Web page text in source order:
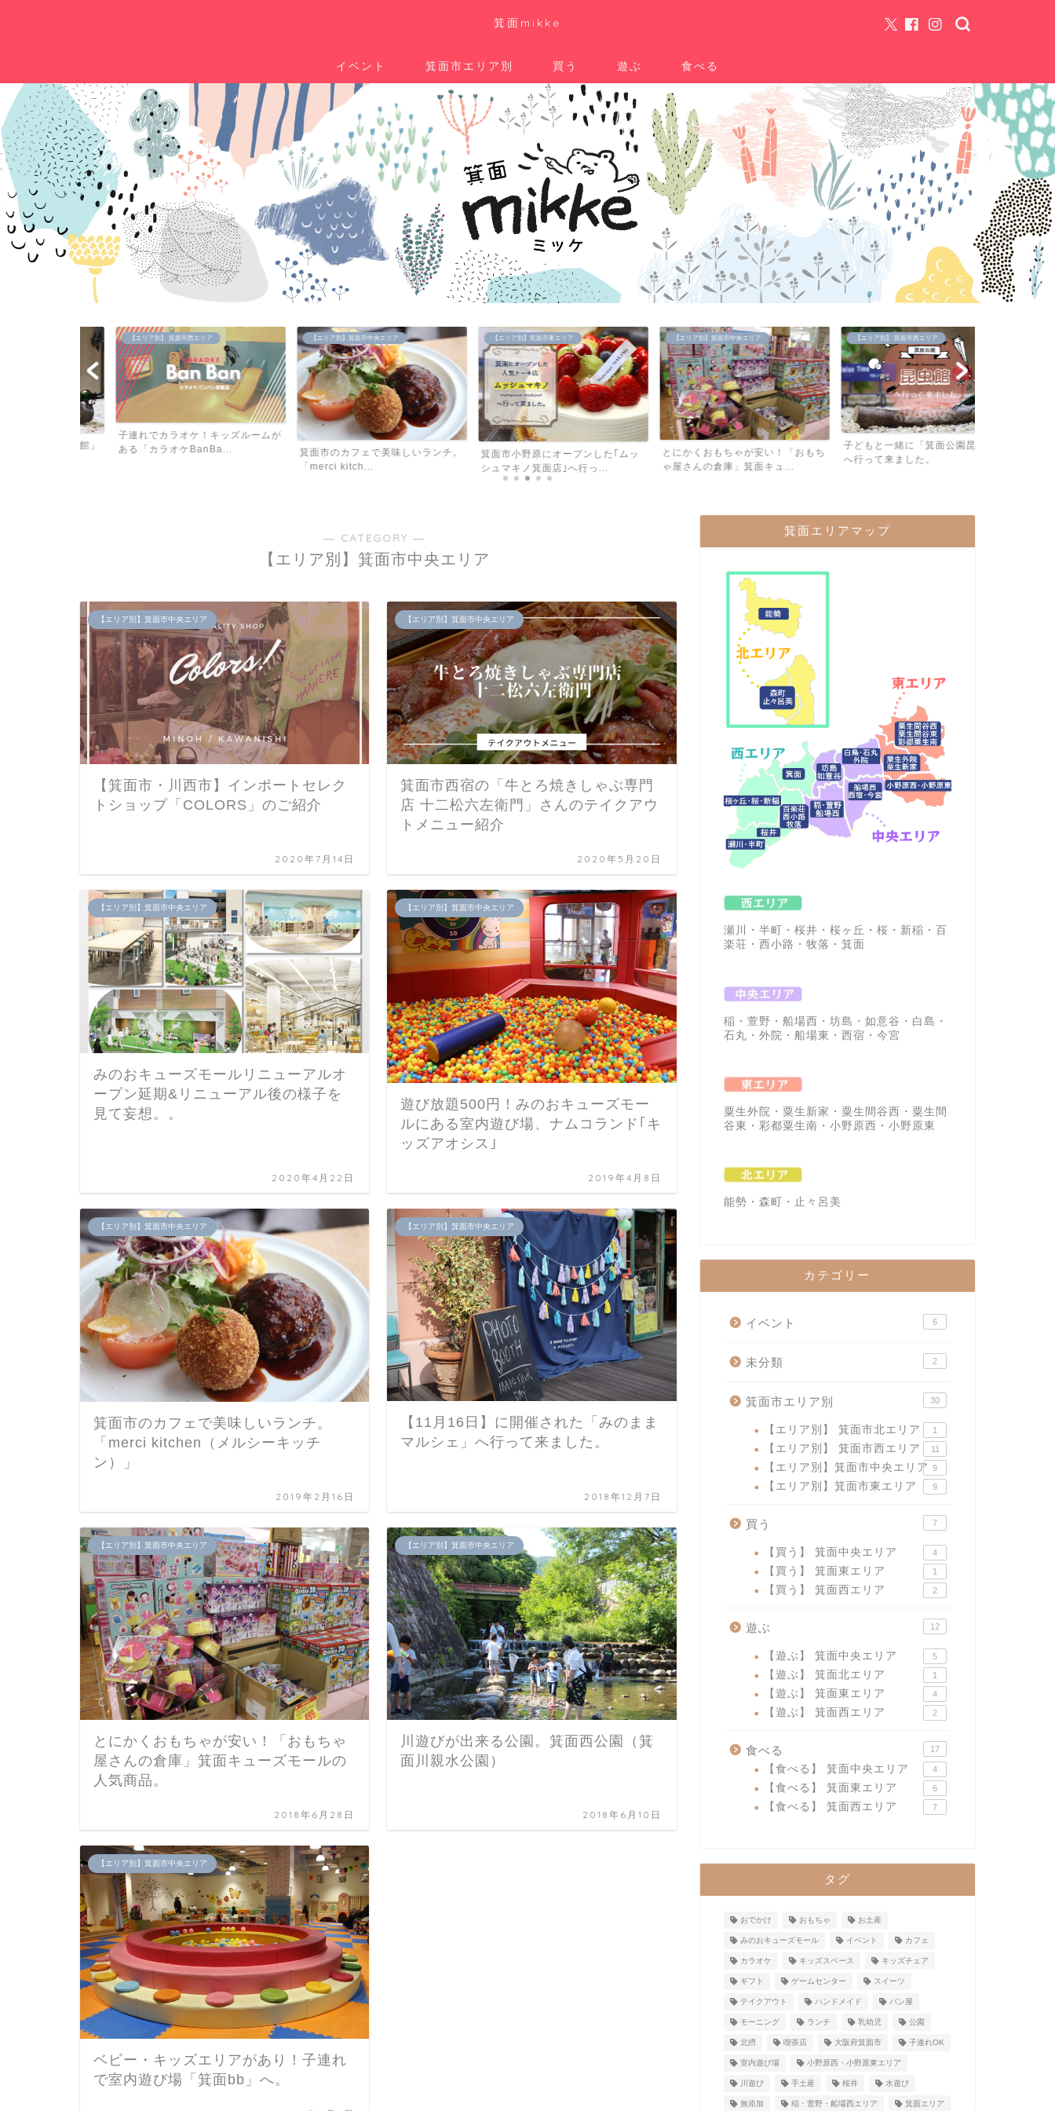
箕面mikke
イベント 箕面市エリア別 買う 遊ぶ 食べる
。
【エリア別】 箕面市西エリア
子連れでカラオケ！キッズルームが
ある「カラオケBanBa...
【エリア別】箕面市中央エリア
箕面市のカフェで美味しいランチ。
「merci kitch...
【エリア別】箕面市東エリア
箕面市小野原にオープンした｢ムッ
シュマキノ箕面店｣へ行っ...
【エリア別】箕面市中央エリア
とにかくおもちゃが安い！「おもち
ゃ屋さんの倉庫」箕面キュ...
【エリア別】 箕面市西エリア
子どもと一緒に「箕面公園昆虫館」
へ行って来ました。
― CATEGORY ―
【エリア別】箕面市中央エリア
【エリア別】箕面市中央エリア
【箕面市・川西市】インポートセレク
トショップ「COLORS」のご紹介
2020年7月14日
【エリア別】箕面市中央エリア
箕面市西宿の「牛とろ焼きしゃぶ専門
店 十二松六左衛門」さんのテイクアウ
トメニュー紹介
2020年5月20日
【エリア別】箕面市中央エリア
みのおキューズモールリニューアルオ
ープン延期&リニューアル後の様子を
見て妄想。。
2020年4月22日
【エリア別】箕面市中央エリア
遊び放題500円！みのおキューズモー
ルにある室内遊び場、ナムコランド｢キ
ッズアオシス｣
2019年4月8日
【エリア別】箕面市中央エリア
箕面市のカフェで美味しいランチ。
「merci kitchen（メルシーキッチ
ン）」
2019年2月16日
【エリア別】箕面市中央エリア
【11月16日】に開催された「みのまま
マルシェ」へ行って来ました。
2018年12月7日
【エリア別】箕面市中央エリア
とにかくおもちゃが安い！「おもちゃ
屋さんの倉庫」箕面キューズモールの
人気商品。
2018年6月28日
【エリア別】箕面市中央エリア
川遊びが出来る公園。箕面西公園（箕
面川親水公園）
2018年6月10日
【エリア別】箕面市中央エリア
ベビー・キッズエリアがあり！子連れ
で室内遊び場「箕面bb」へ。
箕面エリアマップ
瀬川・半町・桜井・桜ヶ丘・桜・新稲・百
楽荘・西小路・牧落・箕面
稲・萱野・船場西・坊島・如意谷・白島・
石丸・外院・船場東・西宿・今宮
粟生外院・粟生新家・粟生間谷西・粟生間
谷東・彩都粟生南・小野原西・小野原東
能勢・森町・止々呂美
カテゴリー
イベント 6
未分類 2
箕面市エリア別 30
【エリア別】 箕面市北エリア 1
【エリア別】 箕面市西エリア 11
【エリア別】箕面市中央エリア 9
【エリア別】箕面市東エリア 9
買う 7
【買う】 箕面中央エリア 4
【買う】 箕面東エリア 1
【買う】 箕面西エリア 2
遊ぶ 12
【遊ぶ】 箕面中央エリア 5
【遊ぶ】 箕面北エリア 1
【遊ぶ】 箕面東エリア 4
【遊ぶ】 箕面西エリア 2
食べる 17
【食べる】 箕面中央エリア 4
【食べる】 箕面東エリア 6
【食べる】 箕面西エリア 7
タグ
おでかけ おもちゃ お土産
みのおキューズモール イベント カフェ
カラオケ キッズスペース キッズチェア
ギフト ゲームセンター スイーツ
テイクアウト ハンドメイド パン屋
モーニング ランチ 乳幼児 公園
北摂 喫茶店 大阪府箕面市 子連れOK
室内遊び場 小野原西・小野原東エリア
川遊び 手土産 桜井 水遊び
無添加 稲・萱野・船場西エリア 箕面エリア